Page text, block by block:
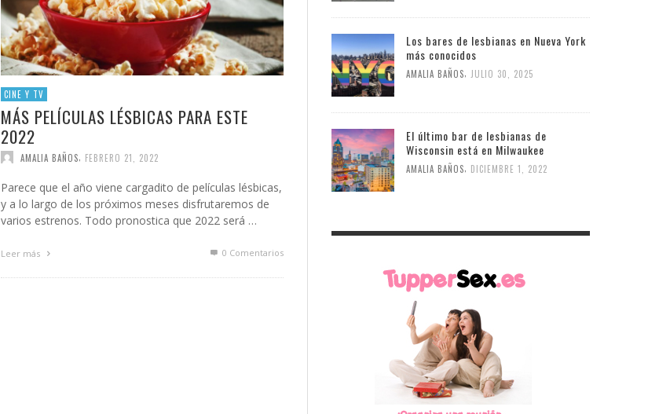
CINE Y TV
MÁS PELÍCULAS LÉSBICAS PARA ESTE
2022
AMALIA BAÑOS FEBRERO 21, 2022
Parece que el año viene cargadito de películas lésbicas,
y a lo largo de los próximos meses disfrutaremos de
varios estrenos. Todo pronostica que 2022 será …
Leer más 0 Comentarios
Los bares de lesbianas en Nueva York
más conocidos
AMALIA BAÑOS JULIO 30, 2025
El último bar de lesbianas de
Wisconsin está en Milwaukee
AMALIA BAÑOS DICIEMBRE 1, 2022